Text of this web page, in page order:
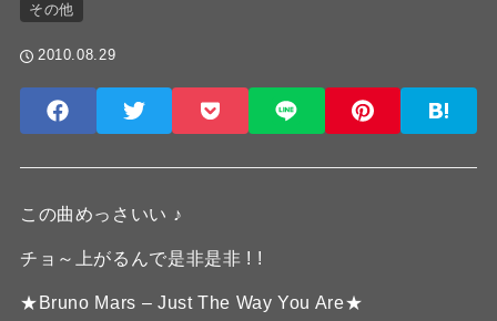
その他
2010.08.29
この曲めっさいい ♪
チョ～上がるんで是非是非 ! !
★Bruno Mars – Just The Way You Are★